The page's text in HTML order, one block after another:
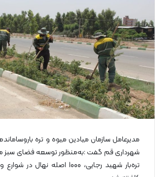
مدیرعامل سازمان میادین میوه و تره
شهرداری قم گفت :به‌منظور توسعه فضای سبز
تره‌بار شهید رجایی، 1000 اصله